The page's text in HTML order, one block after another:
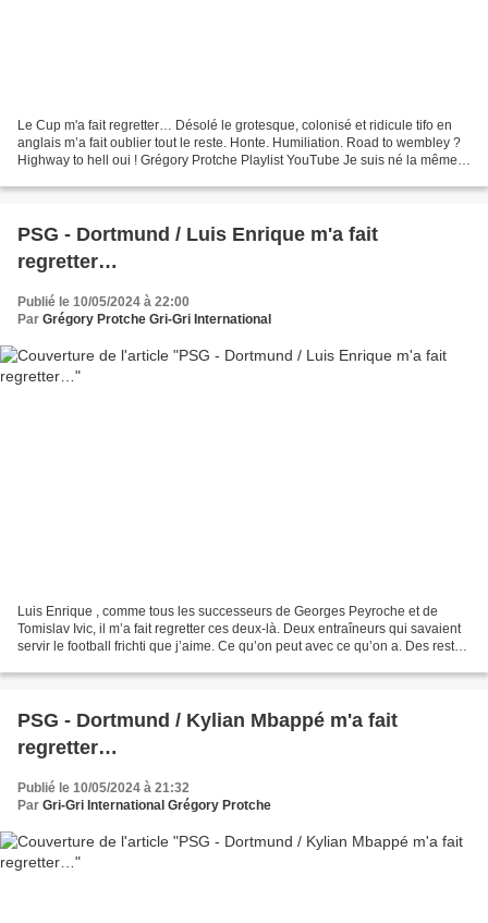
Le Cup m'a fait regretter… Désolé le grotesque, colonisé et ridicule tifo en
anglais m’a fait oublier tout le reste. Honte. Humiliation. Road to wembley ?
Highway to hell oui ! Grégory Protche Playlist YouTube Je suis né la même
PSG - Dortmund / Luis Enrique m'a fait
regretter…
Publié le 10/05/2024 à 22:00
Par Grégory Protche Gri-Gri International
Luis Enrique , comme tous les successeurs de Georges Peyroche et de
Tomislav Ivic, il m’a fait regretter ces deux-là. Deux entraîneurs qui savaient
servir le football frichti que j’aime. Ce qu’on peut avec ce qu’on a. Des restes
PSG - Dortmund / Kylian Mbappé m'a fait
regretter…
Publié le 10/05/2024 à 21:32
Par Gri-Gri International Grégory Protche